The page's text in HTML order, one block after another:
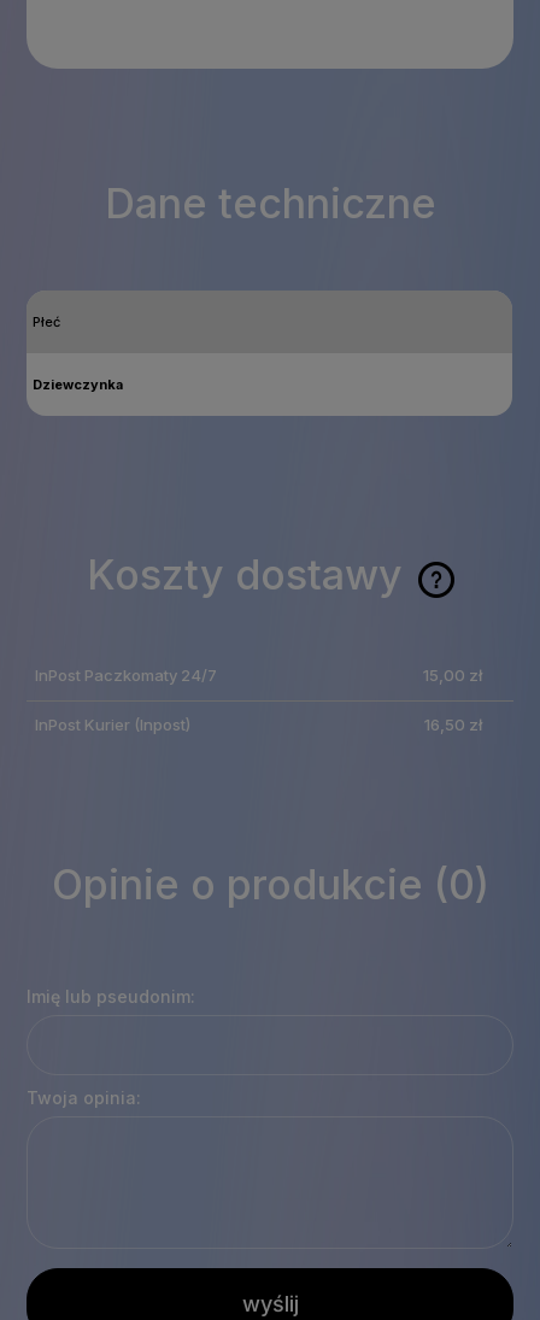
Dane techniczne
Płeć
Dziewczynka
Koszty dostawy
Cena nie zawiera
płatności
InPost Paczkomaty 24/7 15,00 zł
InPost Kurier (Inpost) 16,50 zł
Opinie o produkcie (0)
Imię lub pseudonim:
Twoja opinia:
wyślij